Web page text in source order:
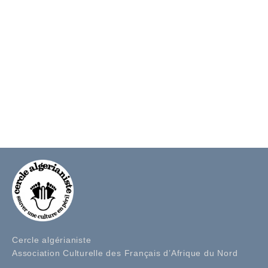
Cercle algérianiste
Association Culturelle des Français d’Afrique du Nord